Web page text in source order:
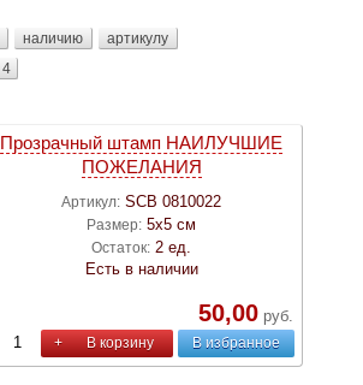
наличию артикулу
4
Прозрачный штамп НАИЛУЧШИЕ
ПОЖЕЛАНИЯ
Артикул: SCB 0810022
Размер: 5х5 см
Остаток: 2 ед.
Есть в наличии
50,00руб.
+ В корзину В избранное